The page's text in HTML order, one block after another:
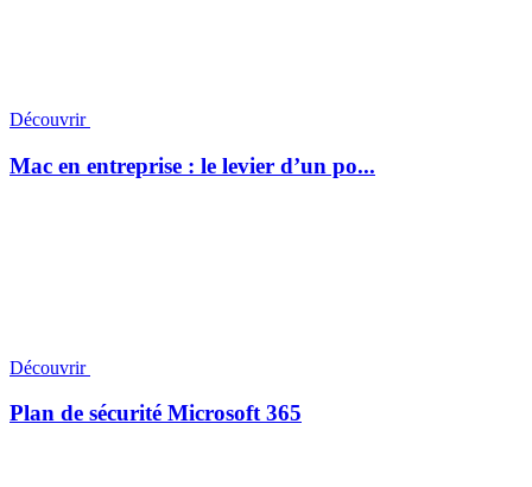
Découvrir
Mac en entreprise : le levier d’un po...
Découvrir
Plan de sécurité Microsoft 365